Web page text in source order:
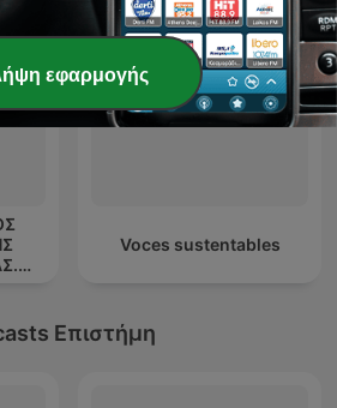
Voces sustentables
Επιστήμη
εφαρμογής